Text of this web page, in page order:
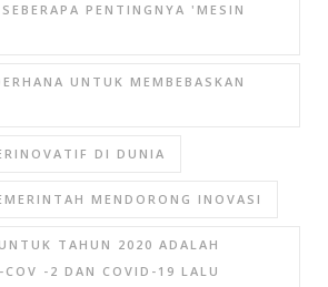
PENTINGNYA 'MESIN
UNTUK MEMBEBASKAN
DI DUNIA
MENDORONG INOVASI
TAHUN 2020 ADALAH
COV -2 DAN COVID-19 LALU